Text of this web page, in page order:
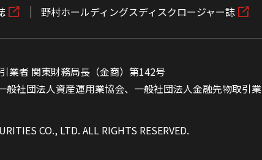
野村ホールディングスディスクロージャー誌
業者 関東財務局長（金商）第142号
般社団法人資産運用業協会、一般社団法人金融先物取引
CO., LTD. ALL RIGHTS RESERVED.